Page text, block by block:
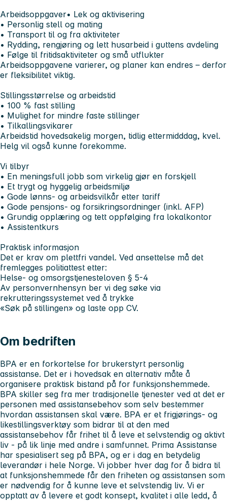
Arbeidsoppgaver• Lek og aktivisering
• Personlig stell og mating
• Transport til og fra aktiviteter
• Rydding, rengjøring og lett husarbeid i guttens avdeling
• Følge til fritidsaktiviteter og små utflukter
Arbeidsoppgavene varierer, og planer kan endres – derfor
er fleksibilitet viktig.
Stillingsstørrelse og arbeidstid
• 100 % fast stilling
• Mulighet for mindre faste stillinger
• Tilkallingsvikarer
Arbeidstid hovedsakelig morgen, tidlig ettermidddag, kvel.
Helg vil også kunne forekomme.
Vi tilbyr
• En meningsfull jobb som virkelig gjør en forskjell
• Et trygt og hyggelig arbeidsmiljø
• Gode lønns- og arbeidsvilkår etter tariff
• Gode pensjons- og forsikringsordninger (inkl. AFP)
• Grundig opplæring og tett oppfølging fra lokalkontor
• Assistentkurs
Praktisk informasjon
Det er krav om plettfri vandel. Ved ansettelse må det
fremlegges politiattest etter:
Helse- og omsorgstjenesteloven § 5-4
Av personvernhensyn ber vi deg søke via
rekrutteringssystemet ved å trykke
«Søk på stillingen» og laste opp CV.
Om bedriften
BPA er en forkortelse for brukerstyrt personlig
assistanse. Det er i hovedsak en alternativ måte å
organisere praktisk bistand på for funksjonshemmede.
BPA skiller seg fra mer tradisjonelle tjenester ved at det er
personen med assistansebehov som selv bestemmer
hvordan assistansen skal være. BPA er et frigjørings- og
likestillingsverktøy som bidrar til at den med
assistansebehov får frihet til å leve et selvstendig og aktivt
liv - på lik linje med andre i samfunnet. Prima Assistanse
har spesialisert seg på BPA, og er i dag en betydelig
leverandør i hele Norge. Vi jobber hver dag for å bidra til
at funksjonshemmede får den friheten og assistansen som
er nødvendig for å kunne leve et selvstendig liv. Vi er
opptatt av å levere et godt konsept, kvalitet i alle ledd, å